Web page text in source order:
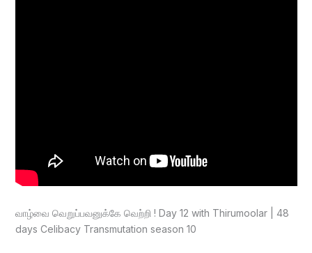
வாழ்வை வெறுப்பவனுக்கே வெற்றி ! Day 12 with Thirumoolar | 48
days Celibacy Transmutation season 10